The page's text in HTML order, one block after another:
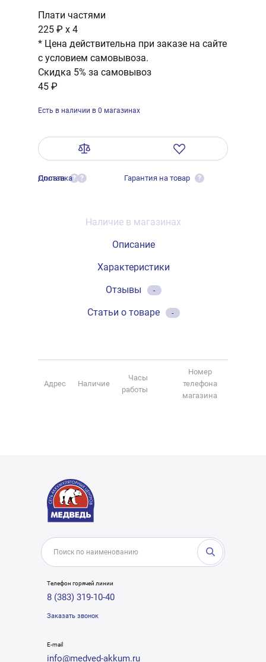
Плати частями
225 ₽ x 4
* Цена действительна при заказе на сайте
с условием самовывоза.
Скидка 5% за самовывоз
45 ₽
Есть в наличии в 0 магазинах
Оплата ?
Доставка ? Гарантия на товар ?
Наличие в магазинах
Описание
Характеристики
Отзывы
-
Статьи о товаре -
Адрес Наличие
Часы
работы
Номер
телефона
магазина
Телефон горячей линии
8 (383) 319-10-40
Заказать звонок
E-mail
info@medved-akkum.ru